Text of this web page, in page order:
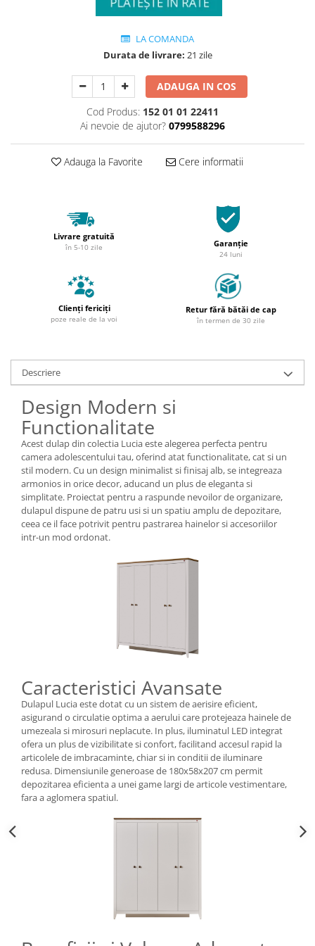
LA COMANDA
Durata de livrare: 21 zile
ADAUGA IN COS
Cod Produs: 152 01 01 22411
Ai nevoie de ajutor? 0799588296
Adauga la Favorite Cere informatii
Livrare gratuită
în 5-10 zile Garanție
24 luni
Clienți fericiți
poze reale de la voi
Retur fără bătăi de cap
în termen de 30 zile
Descriere
Design Modern si
Functionalitate
Acest dulap din colectia Lucia este alegerea perfecta pentru
camera adolescentului tau, oferind atat functionalitate, cat si un
stil modern. Cu un design minimalist si finisaj alb, se integreaza
armonios in orice decor, aducand un plus de eleganta si
simplitate. Proiectat pentru a raspunde nevoilor de organizare,
dulapul dispune de patru usi si un spatiu amplu de depozitare,
ceea ce il face potrivit pentru pastrarea hainelor si accesoriilor
intr-un mod ordonat.
Caracteristici Avansate
Dulapul Lucia este dotat cu un sistem de aerisire eficient,
asigurand o circulatie optima a aerului care protejeaza hainele de
umezeala si mirosuri neplacute. In plus, iluminatul LED integrat
ofera un plus de vizibilitate si confort, facilitand accesul rapid la
articolele de imbracaminte, chiar si in conditii de iluminare
redusa. Dimensiunile generoase de 180x58x207 cm permit
depozitarea eficienta a unei game largi de articole vestimentare,
fara a aglomera spatiul.